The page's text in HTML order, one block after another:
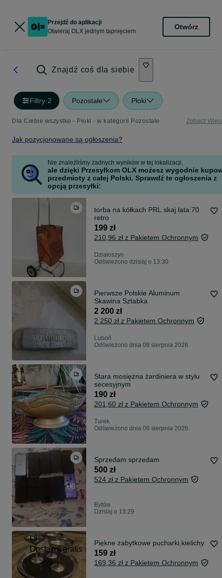
Przejdź do aplikacji
Otwieraj OLX jednym tapnięciem
Otwórz
Znajdź coś dla siebie
Filtry·2 Pozostałe Płoki
Dla Ciebie wszystko - Płoki - w kategorii Pozostałe Zobacz
Jak pozycjonowane są ogłoszenia?
Nie znaleźliśmy żadnych wyników w tej lokalizacji,
ale dzięki Przesyłkom OLX możesz wygodnie
przedmioty z całej Polski. Sprawdź te ogłoszenia z
opcją przesyłki:
torba na kółkach PRL skaj lata 70
retro
199 zł
210,96 zł z Pakietem Ochronnym
Działoszyn
Odświeżono dzisiaj o 13:30
Pierwsze Polskie Aluminum
Skawina Sztabka
2 200 zł
2 250 zł z Pakietem Ochronnym
Luboń
Odświeżono dnia 09 sierpnia 2026
Stara mosiężna żardiniera w stylu
secesyjnym
190 zł
201,60 zł z Pakietem Ochronnym
Turek
Odświeżono dnia 09 sierpnia 2026
Sprzedam sprzedam
500 zł
524 zł z Pakietem Ochronnym
Bytów
Dzisiaj o 13:29
Dostawa gratis
Piękne zabytkowe pucharki,kielichy
159 zł
169,36 zł z Pakietem Ochronnym